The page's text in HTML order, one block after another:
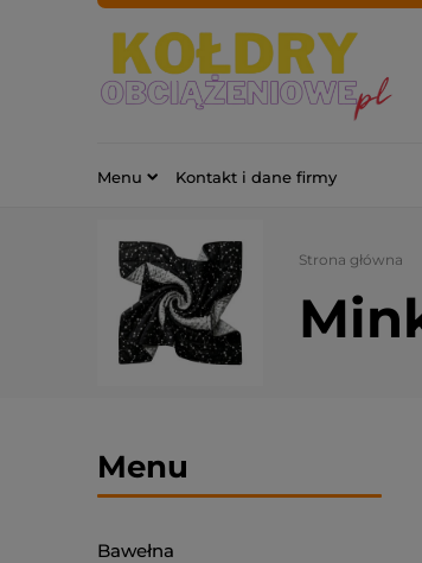
Menu Kontakt i dane firmy
Strona główna
Menu
Bawełna